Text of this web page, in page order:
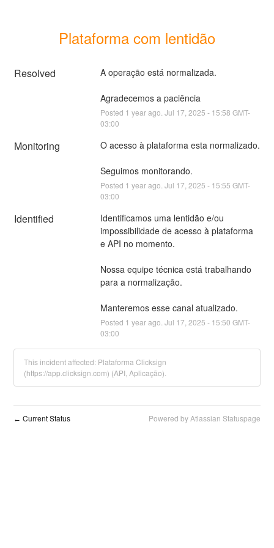
Plataforma com lentidão
Resolved A operação está normalizada.
Agradecemos a paciência
Posted 1 year ago. Jul 17 2025 - 15:58 GMT-
03:00
Monitoring
Seguimos monitorando.
Posted 1 year ago. Jul 17 2025 - 15:55 GMT-
03:00
Identified
Identificamos uma lentidão e/ou
impossibilidade de acesso à plataforma
e API no momento.
Nossa equipe técnica está trabalhando
para a normalização.
Manteremos esse canal atualizado.
Posted 1 year ago. Jul 17 2025 - 15:50 GMT-
03:00
This incident affected: Plataforma Clicksign
(https://app.clicksign.com) (API, Aplicação).
← Current Status Powered by Atlassian Statuspage